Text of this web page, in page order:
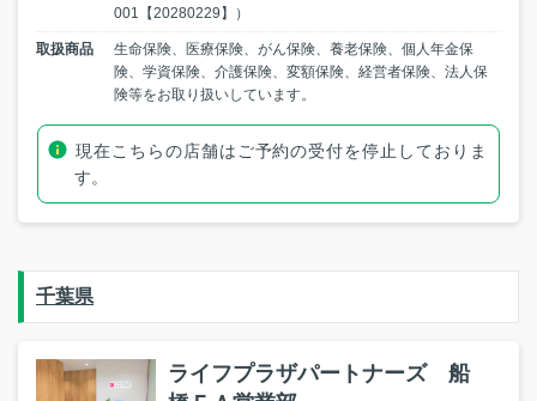
001【20280229】）
取扱商品
生命保険、医療保険、がん保険、養老保険、個人年金保
険、学資保険、介護保険、変額保険、経営者保険、法人保
険等をお取り扱いしています。
現在こちらの店舗はご予約の受付を停止しておりま
す。
千葉県
ライフプラザパートナーズ 船